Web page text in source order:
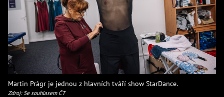
Martin Prágr je jednou z hlavních tváří show StarDance.
Zdroj: Se souhlasem ČT